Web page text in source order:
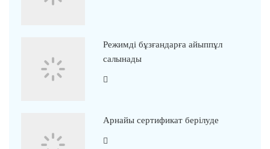
Режимді бұзғандарға айыппұл
салынады
Арнайы сертификат берілуде